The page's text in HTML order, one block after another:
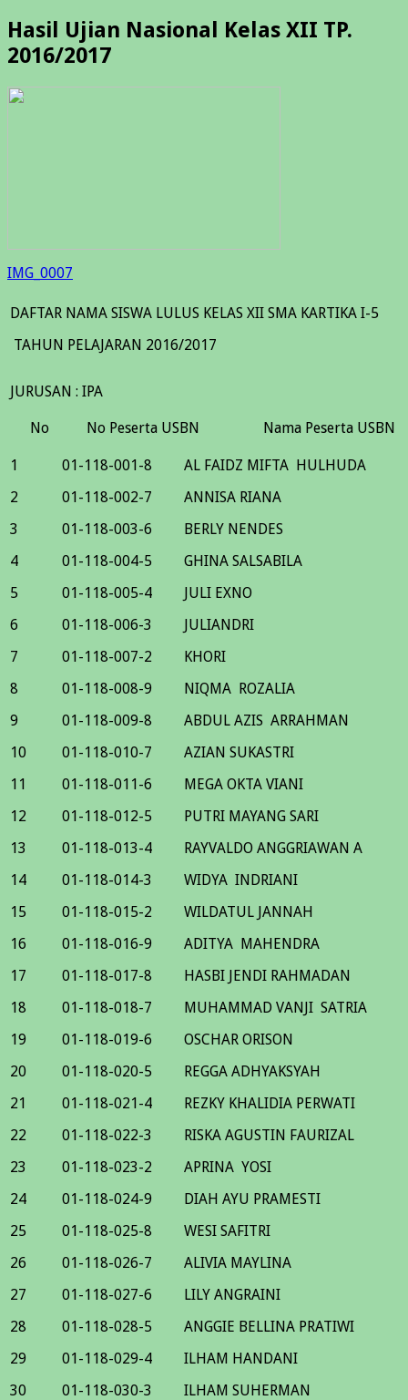
Hasil Ujian Nasional Kelas XII TP.
2016/2017
IMG_0007
DAFTAR NAMA SISWA LULUS KELAS XII SMA KARTIKA I-5
TAHUN PELAJARAN 2016/2017
JURUSAN : IPA
No No Peserta USBN Nama Peserta USBN
1 01-118-001-8
AL FAIDZ MIFTA HULHUDA
2
01-118-002-7
ANNISA RIANA
3
01-118-003-6
BERLY NENDES
4
01-118-004-5
GHINA SALSABILA
5
01-118-005-4
JULI EXNO
6
01-118-006-3
JULIANDRI
7
01-118-007-2
KHORI
8
01-118-008-9
NIQMA ROZALIA
9
01-118-009-8
ABDUL AZIS ARRAHMAN
10
01-118-010-7
AZIAN SUKASTRI
11
01-118-011-6
MEGA OKTA VIANI
12
01-118-012-5
PUTRI MAYANG SARI
13
01-118-013-4
RAYVALDO ANGGRIAWAN A
14
01-118-014-3
WIDYA INDRIANI
15
01-118-015-2
WILDATUL JANNAH
16
01-118-016-9
ADITYA MAHENDRA
17
01-118-017-8
HASBI JENDI RAHMADAN
18
01-118-018-7
MUHAMMAD VANJI SATRIA
19
01-118-019-6
OSCHAR ORISON
20
01-118-020-5
REGGA ADHYAKSYAH
21
01-118-021-4
REZKY KHALIDIA PERWATI
22
01-118-022-3
RISKA AGUSTIN FAURIZAL
23
01-118-023-2
APRINA YOSI
24
01-118-024-9
DIAH AYU PRAMESTI
25
01-118-025-8
WESI SAFITRI
26
01-118-026-7
ALIVIA MAYLINA
27
01-118-027-6
LILY ANGRAINI
28
01-118-028-5
ANGGIE BELLINA PRATIWI
29
01-118-029-4
ILHAM HANDANI
30
01-118-030-3 ILHAM SUHERMAN